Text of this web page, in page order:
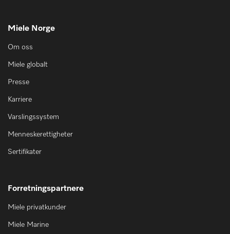
Miele Norge
Om oss
Miele globalt
Presse
Karriere
Varslingssystem
Menneskerettigheter
Sertifikater
Forretningspartnere
Miele privatkunder
Miele Marine